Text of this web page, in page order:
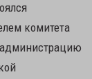
комитета